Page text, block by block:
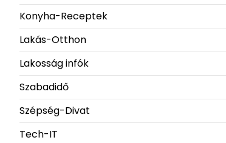
Konyha-Receptek
Lakás-Otthon
Lakosság infók
Szabadidő
Szépség-Divat
Tech-IT